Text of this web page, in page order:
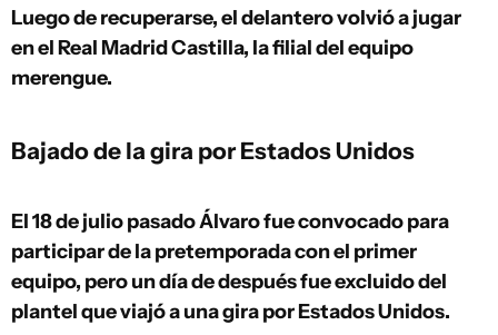
Luego de recuperarse, el delantero volvió a jugar
en el Real Madrid Castilla, la filial del equipo
merengue.
Bajado de la gira por Estados Unidos
El 18 de julio pasado Álvaro fue convocado para
participar de la pretemporada con el primer
equipo, pero un día de después fue excluido del
plantel que viajó a una gira por Estados Unidos.